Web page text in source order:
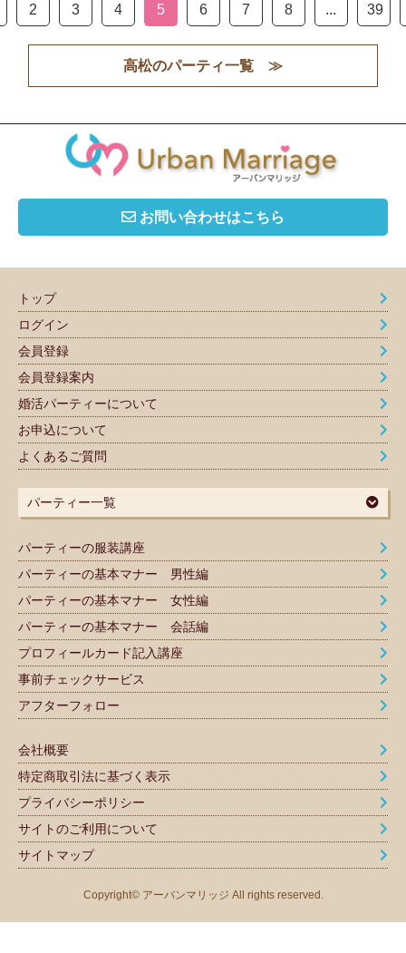
2 3 4 5 6 7 8 ... 39
高松のパーティ一覧 ≫
お問い合わせはこちら
トップ
ログイン
会員登録
会員登録案内
婚活パーティーについて
お申込について
よくあるご質問
パーティー一覧
パーティーの服装講座
パーティーの基本マナー 男性編
パーティーの基本マナー 女性編
パーティーの基本マナー 会話編
プロフィールカード記入講座
事前チェックサービス
アフターフォロー
会社概要
特定商取引法に基づく表示
プライバシーポリシー
サイトのご利用について
サイトマップ
Copyright© アーバンマリッジ All rights reserved.